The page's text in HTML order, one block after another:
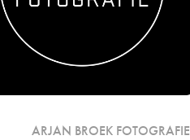
ARJAN BROEK FOTOGRAFIE